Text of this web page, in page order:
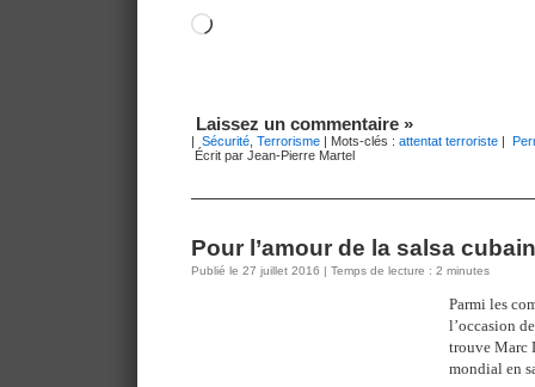
Chargement…
Laissez un commentaire »
| Sécurité Terrorisme | Mots-clés : attentat terroriste |
Écrit par Jean-Pierre Martel
Pour l’amour de la salsa
Publié le 27 juillet 2016 | Temps de lecture : 2 minutes
Parmi les
l’occasion
trouve Marc
mondial en